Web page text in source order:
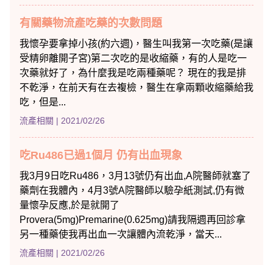
有關藥物流產吃藥的次數問題
我懷孕要拿掉小孩(約六週)，醫生叫我第一次吃藥(是讓
受精卵離開子宮)第二次吃的是收縮藥，有的人是吃一
次藥就好了，為什麼我是吃兩種藥呢？ 現在的我是排
不乾淨，在前天有在去複檢，醫生在拿兩顆收縮藥給我
吃，但是...
流產相關 | 2021/02/26
吃Ru486已過1個月 仍有出血現象
我3月9日吃Ru486，3月13號仍有出血,A院醫師就塞了
藥劑在我體內，4月3號A院醫師以驗孕紙測試,仍有微
量懷孕反應,於是就開了
Provera(5mg)Premarine(0.625mg)請我隔週再回診拿
另一種藥使我再出血一次讓體內流乾淨，當天...
流產相關 | 2021/02/26